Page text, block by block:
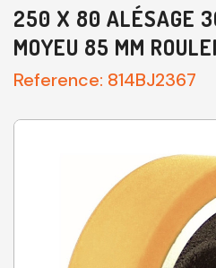
250 X 80 ALÉSAGE
MOYEU 85 MM
Reference: 814BJ2367